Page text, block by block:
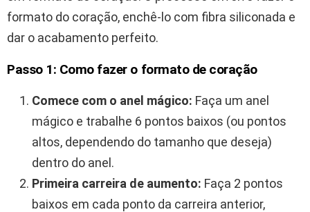
formato do coração, enchê-lo com fibra siliconada e
dar o acabamento perfeito.
Passo 1: Como fazer o formato de coração
Comece com o anel mágico: Faça um anel
mágico e trabalhe 6 pontos baixos (ou pontos
altos, dependendo do tamanho que deseja)
dentro do anel.
Primeira carreira de aumento: Faça 2 pontos
baixos em cada ponto da carreira anterior,